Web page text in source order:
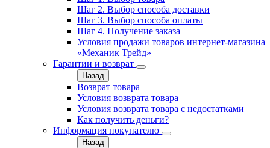
Шаг 2. Выбор способа доставки
Шаг 3. Выбор способа оплаты
Шаг 4. Получение заказа
Условия продажи товаров интернет-магазина
«Механик Трейд»
Гарантии и возврат
Назад
Возврат товара
Условия возврата товара
Условия возврата товара с недостатками
Как получить деньги?
Информация покупателю
Назад